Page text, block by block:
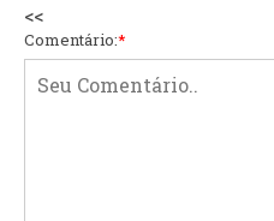
<<
Comentário:*